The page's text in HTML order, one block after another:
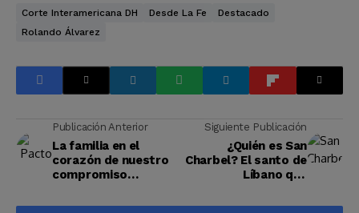
Corte Interamericana DH Desde La Fe
Destacado
Rolando Álvarez
Publicación Anterior
La familia en el
corazón de nuestro
compromiso
Siguiente Publicación
¿Quién es San
Charbel? El santo de
Líbano que